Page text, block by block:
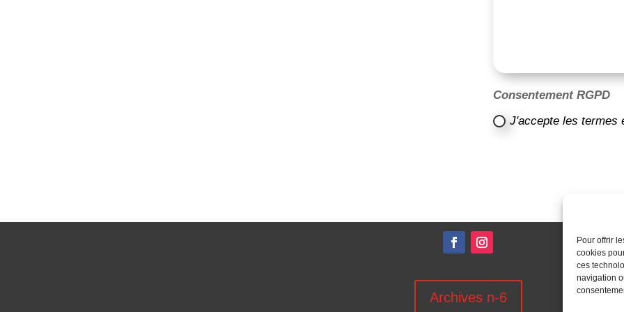
Pour offrir
cookies
ces
navigation
Consentement RGPD
J'accepte les termes
Archives n-6